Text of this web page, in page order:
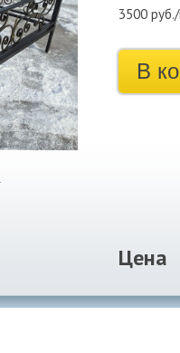
3500
В
Цена